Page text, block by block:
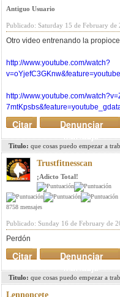
Antiguo Usuario
Publicado: Saturday 15 de February de
Otro video entrenando la
http://www.youtube.com/watch?
http://www.youtube.com/
Denunciar
mensaje
Citar
Titulo: que cosas puedo empezar a
Trustfitnesscan
¡Adicto Total!
8758 mensajes
Publicado: Sunday 16 de February de
Perdón
Denunciar
mensaje
Citar
Titulo: que cosas puedo empezar a
Lennoncete